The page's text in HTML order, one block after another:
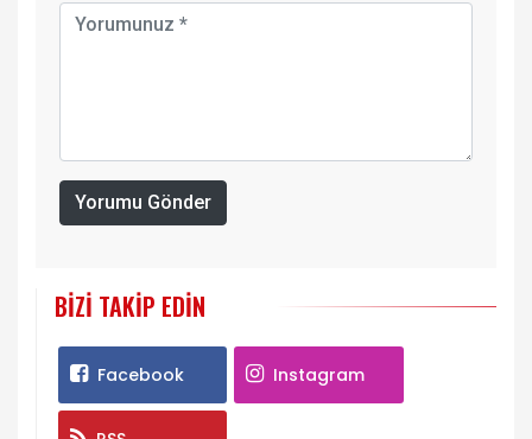
Yorumu Gönder
BIZI TAKIP EDIN
Facebook Instagram